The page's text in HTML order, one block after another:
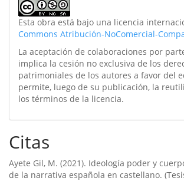
Esta obra está bajo una licencia
Commons Atribución-NoComercial-
La aceptación de colaboraciones por
implica la cesión no exclusiva de los
patrimoniales de los autores a favor del
permite, luego de su publicación, la
los términos de la licencia.
Citas
Ayete Gil, M. (2021). Ideología poder y
de la narrativa española en castellano.